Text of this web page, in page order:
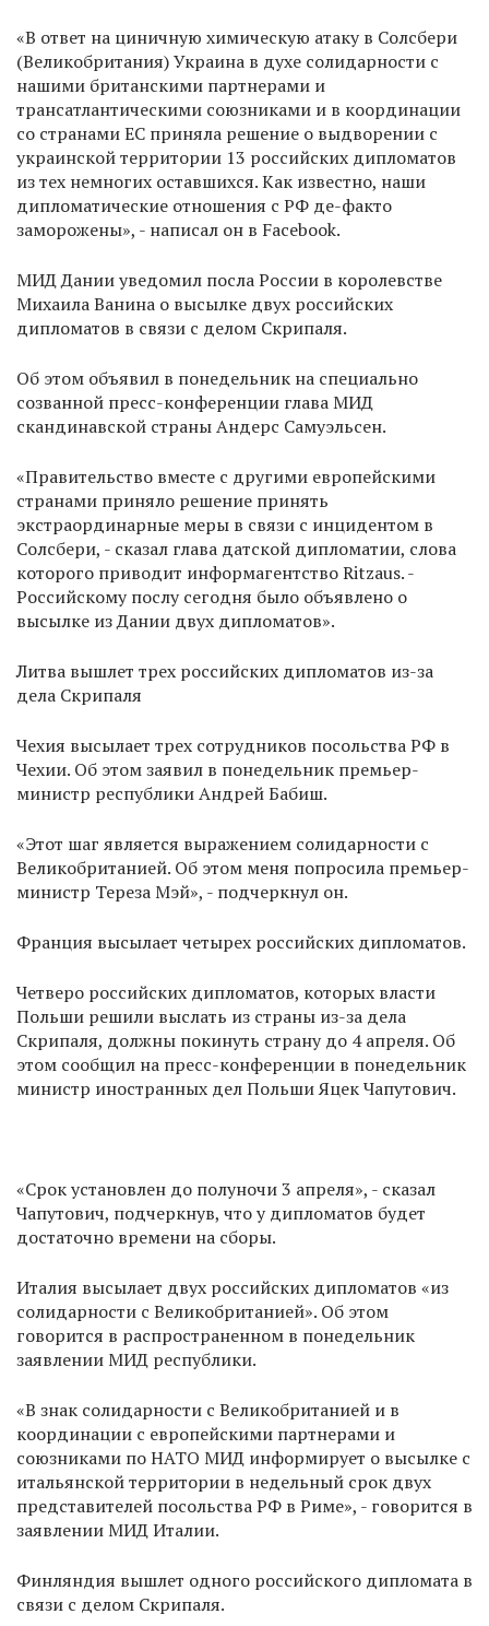
«В ответ на циничную химическую атаку в Солсбери
(Великобритания) Украина в духе солидарности с
нашими британскими партнерами и
трансатлантическими союзниками и в координации
со странами ЕС приняла решение о выдворении с
украинской территории 13 российских дипломатов
из тех немногих оставшихся. Как известно, наши
дипломатические отношения с РФ де-факто
заморожены», - написал он в Facebook.
МИД Дании уведомил посла России в королевстве
Михаила Ванина о высылке двух российских
дипломатов в связи с делом Скрипаля.
Об этом объявил в понедельник на специально
созванной пресс-конференции глава МИД
скандинавской страны Андерс Самуэльсен.
«Правительство вместе с другими европейскими
странами приняло решение принять
экстраординарные меры в связи с инцидентом в
Солсбери, - сказал глава датской дипломатии, слова
которого приводит информагентство Ritzaus. -
Российскому послу сегодня было объявлено о
высылке из Дании двух дипломатов».
Литва вышлет трех российских дипломатов из-за
дела Скрипаля
Чехия высылает трех сотрудников посольства РФ в
Чехии. Об этом заявил в понедельник премьер-
министр республики Андрей Бабиш.
«Этот шаг является выражением солидарности с
Великобританией. Об этом меня попросила премьер-
министр Тереза Мэй», - подчеркнул он.
Франция высылает четырех российских дипломатов.
Четверо российских дипломатов, которых власти
Польши решили выслать из страны из-за дела
Скрипаля, должны покинуть страну до 4 апреля. Об
этом сообщил на пресс-конференции в понедельник
министр иностранных дел Польши Яцек Чапутович.
«Срок установлен до полуночи 3 апреля», - сказал
Чапутович, подчеркнув, что у дипломатов будет
достаточно времени на сборы.
Италия высылает двух российских дипломатов «из
солидарности с Великобританией». Об этом
говорится в распространенном в понедельник
заявлении МИД республики.
«В знак солидарности с Великобританией и в
координации с европейскими партнерами и
союзниками по НАТО МИД информирует о высылке с
итальянской территории в недельный срок двух
представителей посольства РФ в Риме», - говорится в
заявлении МИД Италии.
Финляндия вышлет одного российского дипломата в
связи с делом Скрипаля.